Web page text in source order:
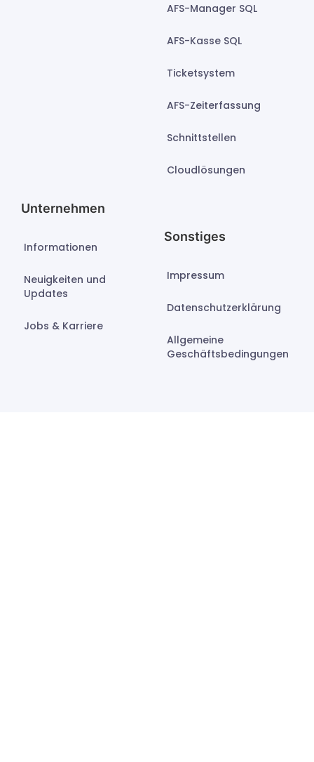
AFS-Manager SQL
AFS-Kasse SQL
Ticketsystem
AFS-Zeiterfassung
Schnittstellen
Cloudlösungen
Unternehmen
Informationen
Neuigkeiten und
Updates
Jobs & Karriere
Sonstiges
Impressum
Datenschutzerklärung
Allgemeine
Geschäftsbedingungen